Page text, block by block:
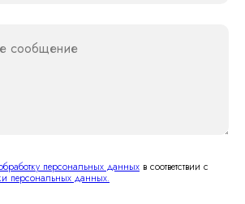
сообщение
персональных данных в соответствии с
персональных данных.